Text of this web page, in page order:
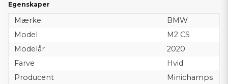
Egenskaper
Mærke
BMW
Model
M2 CS
Modelår
2020
Farve
Hvid
Producent
Minichamps